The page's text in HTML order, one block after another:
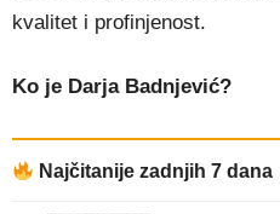
kvalitet i profinjenost.
Ko je Darja Badnjević?
Najčitanije zadnjih 7 dana